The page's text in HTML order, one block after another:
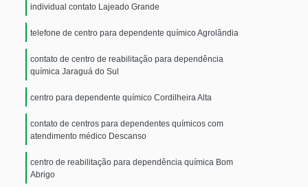
individual contato Lajeado Grande
telefone de centro para dependente químico Agrolândia
contato de centro de reabilitação para dependência
química Jaraguá do Sul
centro para dependente químico Cordilheira Alta
contato de centros para dependentes químicos com
atendimento médico Descanso
centro de reabilitação para dependência química Bom
Abrigo